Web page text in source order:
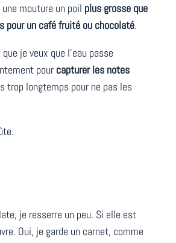
mouture un poil plus grosse que
pour un café fruité ou chocolaté.
je veux que l’eau passe
pour capturer les notes
trop longtemps pour ne pas les
je resserre un peu. Si elle est
Oui, je garde un carnet, comme